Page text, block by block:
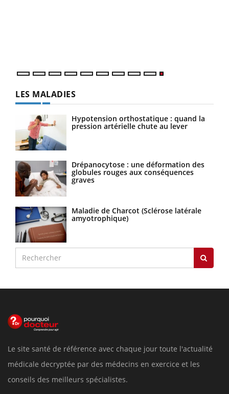
LES MALADIES
Hypotension orthostatique : quand la
pression artérielle chute au lever
Drépanocytose : une déformation des
globules rouges aux conséquences
graves
Maladie de Charcot (Sclérose latérale
amyotrophique)
Le site santé de référence avec chaque jour toute l'actualité
médicale decryptée par des médecins en exercice et les
conseils des meilleurs spécialistes.